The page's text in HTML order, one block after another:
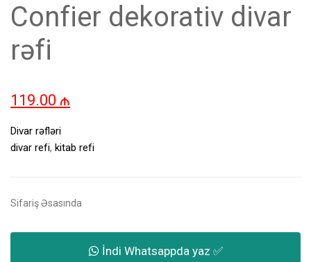
Confier dekorativ divar
rəfi
119.00 ₼
Divar rəfləri
divar refi, kitab refi
Sifariş Əsasında
İndi Whatsappda yaz ✅